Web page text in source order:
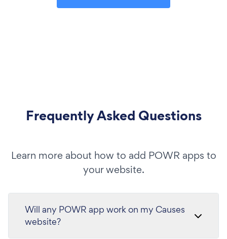
Frequently Asked Questions
Learn more about how to add POWR apps to
your website.
Will any POWR app work on my Causes
website?